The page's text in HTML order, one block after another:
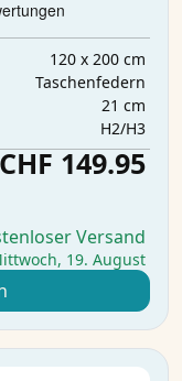
120 x 200 cm
Taschenfedern
21 cm
H2/H3
CHF 149.95
Versand
19. August